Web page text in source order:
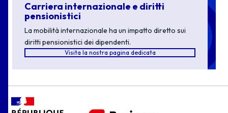
Carriera internazionale e diritti
pensionistici
La mobilità internazionale ha un impatto diretto sui
diritti pensionistici dei dipendenti.
Visita la nostra pagina dedicata